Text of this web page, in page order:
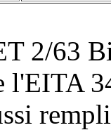
2/63
l'EITA